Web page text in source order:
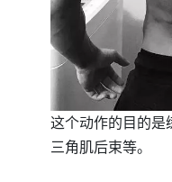
这个动作的目的是
三角肌后束等。